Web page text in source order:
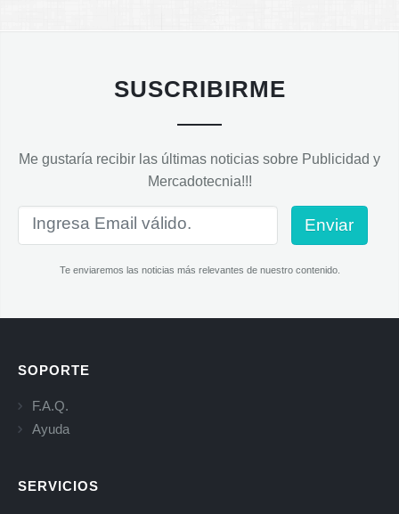
SUSCRIBIRME
Me gustaría recibir las últimas noticias sobre Publicidad y
Mercadotecnia!!!
Enviar
Te enviaremos las noticias más relevantes de nuestro contenido.
SOPORTE
F.A.Q.
Ayuda
SERVICIOS